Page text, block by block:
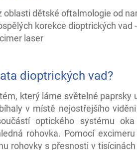
oblasti dětské oftalmologie od
korekce dioptrických vad
laser
dioptrických vad?
který láme světelné paprsky
v místě nejostřejšího
optického systému
rohovka. Pomocí
rohovky s přesnosti v